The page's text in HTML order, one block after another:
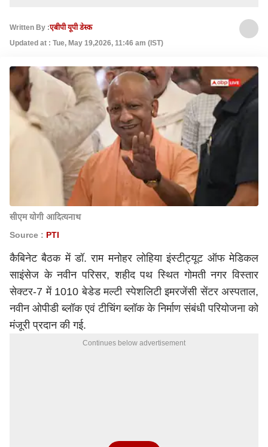
Written By :एबीपी यूपी डेस्क
Updated at : Tue, May 19,2026, 11:46 am (IST)
सीएम योगी आदित्यनाथ
Source : PTI
कैबिनेट बैठक में डॉ. राम मनोहर लोहिया इंस्टीट्यूट ऑफ मेडिकल
साइंसेज के नवीन परिसर, शहीद पथ स्थित गोमती नगर विस्तार
सेक्टर-7 में 1010 बेडेड मल्टी स्पेशलिटी इमरजेंसी सेंटर अस्पताल,
नवीन ओपीडी ब्लॉक एवं टीचिंग ब्लॉक के निर्माण संबंधी परियोजना को
मंजूरी प्रदान की गई.
Continues below advertisement